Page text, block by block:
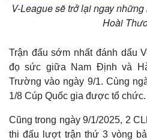
Quan sát
V-League sẽ trở lại ngay
Hoài
Trận đấu sớm nhất đánh dấu
đọ sức giữa Nam Định và
Trường vào ngày 9/1. Cùng
1/8 Cúp Quốc gia được tổ chức.
Cũng trong ngày 9/1/2025, 2
thi đấu lượt trận thứ 3 vòng